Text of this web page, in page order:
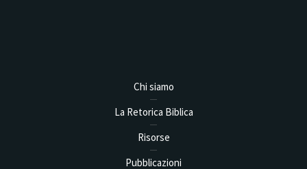
Chi siamo
La Retorica Biblica
Risorse
Pubblicazioni